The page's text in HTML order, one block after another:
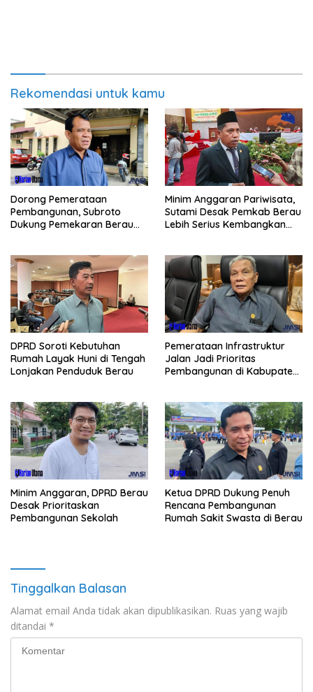
Rekomendasi untuk kamu
Dorong Pemerataan
Pembangunan, Subroto
Dukung Pemekaran Berau
Minim Anggaran Pariwisata,
Sutami Desak Pemkab Berau
Lebih Serius Kembangkan
DPRD Soroti Kebutuhan
Rumah Layak Huni di Tengah
Lonjakan Penduduk Berau
Pemerataan Infrastruktur
Jalan Jadi Prioritas
Pembangunan di Kabupaten
Minim Anggaran, DPRD Berau
Desak Prioritaskan
Pembangunan Sekolah
Ketua DPRD Dukung Penuh
Rencana Pembangunan
Rumah Sakit Swasta di Berau
Tinggalkan Balasan
Alamat email Anda tidak akan dipublikasikan. Ruas yang wajib
ditandai *